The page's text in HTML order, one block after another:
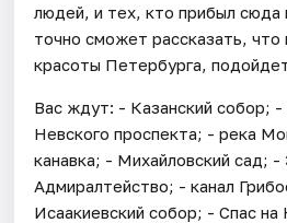
людей, и тех, кто прибыл сюда
точно сможет рассказать, что
красоты Петербурга,
Вас ждут: - Казанский собор; -
Невского проспекта; - река
канавка; - Михайловский сад;
Адмиралтейство; - канал
Исаакиевский собор; - Спас